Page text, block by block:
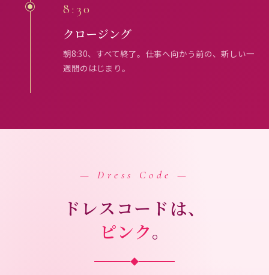
8:30
クロージング
朝8:30、すべて終了。仕事へ向かう前の、新しい一
週間のはじまり。
— Dress Code —
ドレスコードは、
ピンク。
◆